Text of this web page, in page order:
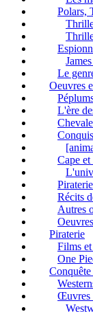
Polars,
Le
Oeuvres
L'ère
Cape et
Piraterie
Récits
Autres
Piraterie
Films et
One
Œuvres